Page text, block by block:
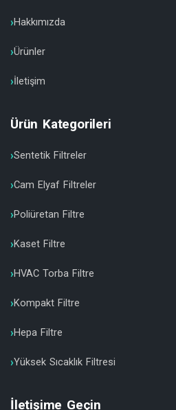
Hakkımızda
Ürünler
İletişim
Ürün Kategorileri
Sentetik Filtreler
Cam Elyaf Filtreler
Poliüretan Filtre
Kaset Filtre
HVAC Torba Filtre
Kompakt Filtre
Hepa Filtre
Yüksek Sıcaklık Filtresi
İletişime Geçin